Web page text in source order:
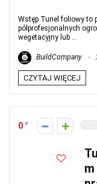
Wstęp Tunel foliowy to
półprofesjonalnych
wegetacyjny lub ...
BuildCompany
CZYTAJ WIĘCEJ
0